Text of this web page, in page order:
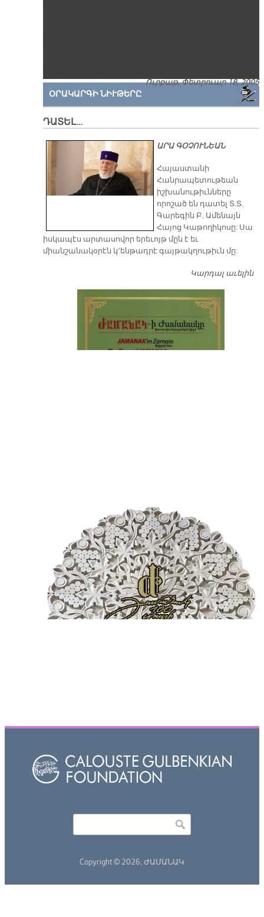
Ուրբաթ, Փետրուար 18, 2005
ՕՐԱԿԱՐԳԻ ՆԻՒԹԵՐԸ
ԴԱՏԵԼ…
ԱՐԱ ԳՕՉՈՒՆԵԱՆ
​Հայաստանի
Հանրապետութեան
իշխանութիւնները
որոշած են դատել Տ.Տ.
Գարեգին Բ. Ամենայն
Հայոց Կաթողիկոսը: Սա
իսկապէս արտասովոր երեւոյթ մըն է եւ
միանշանակօրէն կ՚ենթադրէ գայթակղութիւն մը:
Կարդալ աւելին
Copyright © 2026, ԺԱՄԱՆԱԿ